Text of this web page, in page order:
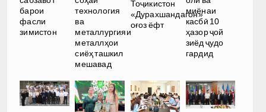
барои
фасли
зимистон
технология
ва
металлургияи
металлҳои
сиёҳ ташкил
мешавад
Тоҷикистон
«Дурахшандагон»
оғоз ёфт
миёнаи
касбӣ 10
ҳазор ҷой
зиёд ҷудо
гардид